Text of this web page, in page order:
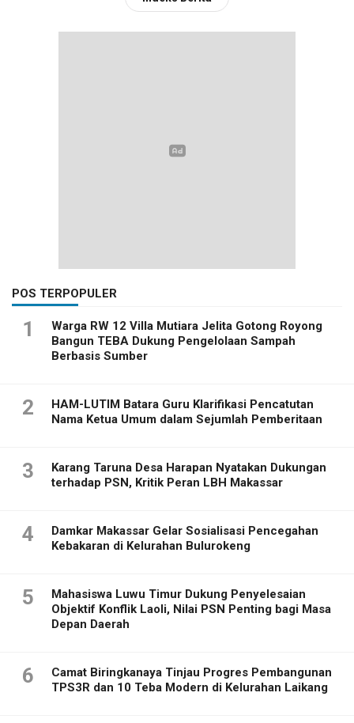
POS TERPOPULER
1
Warga RW 12 Villa Mutiara Jelita Gotong Royong
Bangun TEBA Dukung Pengelolaan Sampah
Berbasis Sumber
2
HAM-LUTIM Batara Guru Klarifikasi Pencatutan
Nama Ketua Umum dalam Sejumlah Pemberitaan
3
Karang Taruna Desa Harapan Nyatakan Dukungan
terhadap PSN, Kritik Peran LBH Makassar
4
Damkar Makassar Gelar Sosialisasi Pencegahan
Kebakaran di Kelurahan Bulurokeng
5
Mahasiswa Luwu Timur Dukung Penyelesaian
Objektif Konflik Laoli, Nilai PSN Penting bagi Masa
Depan Daerah
6
Camat Biringkanaya Tinjau Progres Pembangunan
TPS3R dan 10 Teba Modern di Kelurahan Laikang